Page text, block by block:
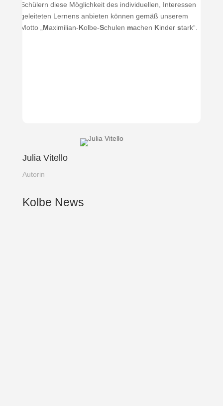
Schülern diese Möglichkeit des individuellen, Interessen
geleiteten Lernens anbieten können gemäß unserem
Motto „ Maximilian-Kolbe-Schulen machen Kinder stark“.
Julia Vitello
Autorin
Kolbe News